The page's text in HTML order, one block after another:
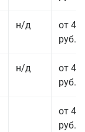
н/д
от 48
руб.
н/д
от 44
руб.
от 42
руб.